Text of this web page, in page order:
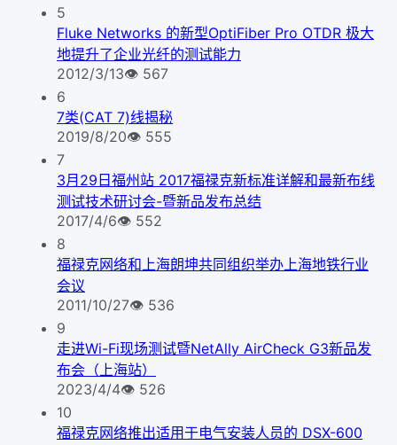
5
Fluke Networks 的新型OptiFiber Pro OTDR 极大
地提升了企业光纤的测试能力
2012/3/13👁 567
6
7类(CAT 7)线揭秘
2019/8/20👁 555
7
3月29日福州站 2017福禄克新标准详解和最新布线
测试技术研讨会-暨新品发布总结
2017/4/6👁 552
8
福禄克网络和上海朗坤共同组织举办上海地铁行业
会议
2011/10/27👁 536
9
走进Wi-Fi现场测试暨NetAlly AirCheck G3新品发
布会（上海站）
2023/4/4👁 526
10
福禄克网络推出适用于电气安装人员的 DSX-600